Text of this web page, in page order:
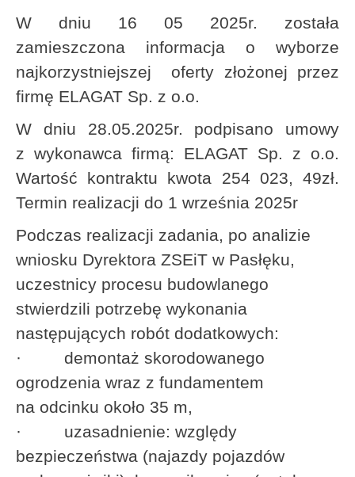
W dniu 16 05 2025r. została
zamieszczona informacja o wyborze
najkorzystniejszej oferty złożonej przez
firmę ELAGAT Sp. z o.o.
W dniu 28.05.2025r. podpisano umowy
z wykonawca firmą: ELAGAT Sp. z o.o.
Wartość kontraktu kwota 254 023, 49zł.
Termin realizacji do 1 września 2025r
Podczas realizacji zadania, po analizie
wniosku Dyrektora ZSEiT w Pasłęku,
uczestnicy procesu budowlanego
stwierdzili potrzebę wykonania
następujących robót dodatkowych:
· demontaż skorodowanego
ogrodzenia wraz z fundamentem
na odcinku około 35 m,
· uzasadnienie: względy
bezpieczeństwa (najazdy pojazdów